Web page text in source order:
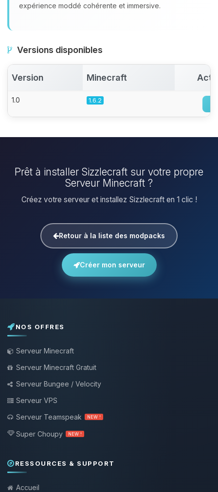
expérience moddé cohérente et immersive.
Versions disponibles
Version Minecraft
1.0 1.6.2
Prêt à installer Sizzlecraft sur votre propre
Serveur Minecraft ?
Créez votre serveur et installez Sizzlecraft en 1 clic !
Retour à la liste des modpacks
Créer mon serveur
NOS OFFRES
Serveur Minecraft
Serveur Minecraft Gratuit
Serveur Bungee / Velocity
Serveur VPS
Serveur Teamspeak
NEW !
Super Choupy NEW !
RESSOURCES & SUPPORT
Accueil